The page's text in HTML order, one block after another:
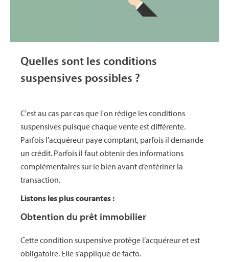
Quelles sont les conditions
suspensives possibles ?
C'est au cas par cas que l'on rédige les conditions
suspensives puisque chaque vente est différente.
Parfois l'acquéreur paye comptant, parfois il demande
un crédit. Parfois il faut obtenir des informations
complémentaires sur le bien avant d’entériner la
transaction.
Listons les plus courantes :
Obtention du prêt immobilier
Cette condition suspensive protège l’acquéreur et est
obligatoire. Elle s’applique de facto.